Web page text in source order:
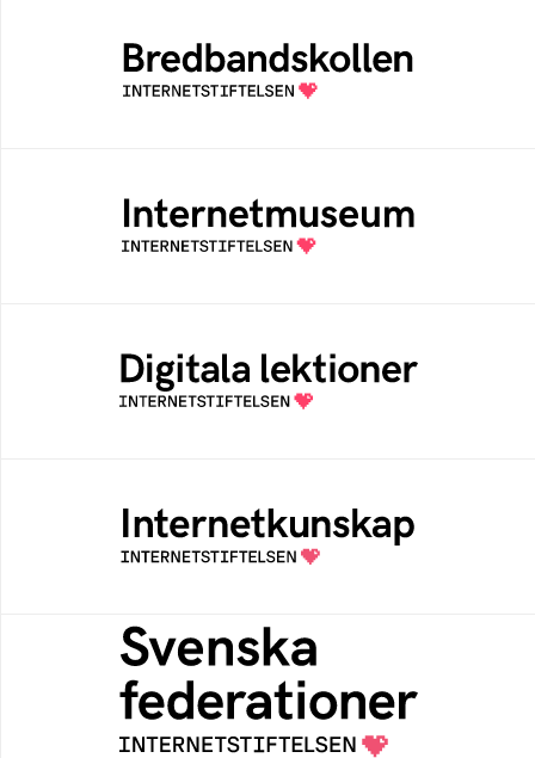
Bredbandskollen är ett oberoende
konsumentverktyg som drivs av
Internetstiftelsen
Ett digitalt museum som byggts, och kureras
av Internetstiftelsen
Öppen digital lärresurs med färdiga lektioner
för alla stadier i grundskolan
Samlad kunskap som hjälper dig att bli en
säker och medveten internetanvändare
Svenska federationer
Grunden för medlemskap i en sektors- eller
kontextspecifik federation